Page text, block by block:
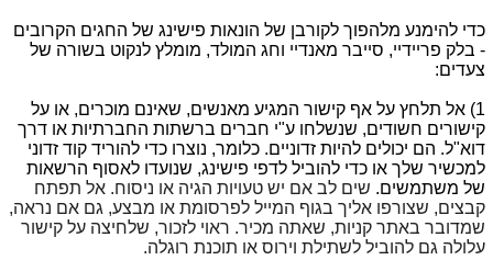
כדי להימנע מלהפוך לקורבן של הונאות פישינג של החגים הקרובים
- בלק פריידיי, סייבר מאנדיי וחג המולד, מומלץ לנקוט בשורה של
צעדים:
1) אל תלחץ על אף קישור המגיע מאנשים, שאינם מוכרים, או על
קישורים חשודים, שנשלחו ע"י חברים ברשתות החברתיות או דרך
דוא"ל. הם יכולים להיות זדוניים. כלומר, נוצרו כדי להוריד קוד זדוני
למכשיר שלך או כדי להוביל לדפי פישינג, שנועדו לאסוף הרשאות
של משתמשים. שים לב אם יש טעויות הגיה או ניסוח. אל תפתח
קבצים, שצורפו אליך בגוף המייל לפרסומת או מבצע, גם אם נראה,
שמדובר באתר קניות, שאתה מכיר. ראוי לזכור, שלחיצה על קישור
עלולה גם להוביל לשתילת וירוס או תוכנת רוגלה.